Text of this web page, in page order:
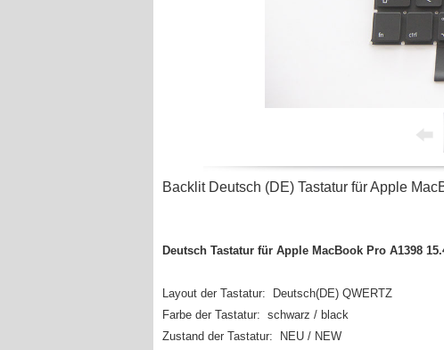
Backlit Deutsch (DE) Tastatur für Apple
Deutsch Tastatur für Apple MacBook Pro A1398
Layout der Tastatur: Deutsch(DE) QWERTZ
Farbe der Tastatur: schwarz / black
Zustand der Tastatur: NEU / NEW